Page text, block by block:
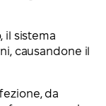
il sistema
causandone il
da